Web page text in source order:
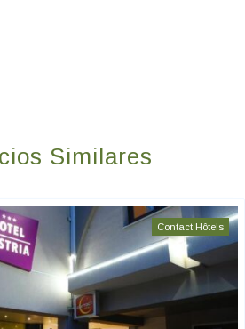
Similares
Contact Hôtels